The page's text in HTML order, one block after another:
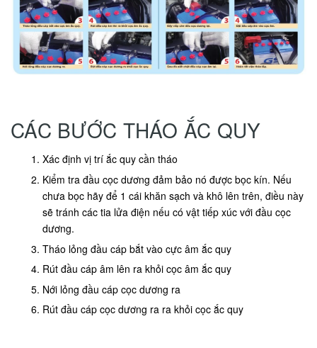
CÁC BƯỚC THÁO ẮC QUY
Xác định vị trí ắc quy cần tháo
Kiểm tra đầu cọc dương đảm bảo nó được bọc kín. Nếu
chưa bọc hãy để 1 cái khăn sạch và khô lên trên, điều này
sẽ tránh các tia lửa điện nếu có vật tiếp xúc với đầu cọc
dương.
Tháo lỏng đầu cáp bắt vào cực âm ắc quy
Rút đầu cáp âm lên ra khỏi cọc âm ắc quy
Nới lỏng đầu cáp cọc dương ra
Rút đầu cáp cọc dương ra ra khỏi cọc ắc quy